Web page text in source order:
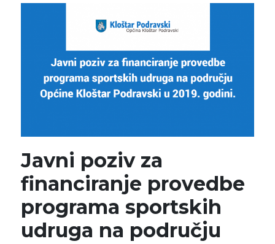
Javni poziv za
financiranje provedbe
programa sportskih
udruga na području